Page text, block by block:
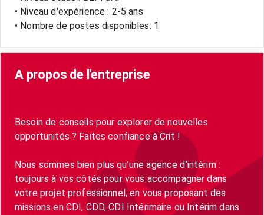
• Niveau d'expérience : 2-5 ans
• Nombre de postes disponibles: 1
A propos de l'entreprise
Besoin de conseils pour explorer de nouvelles
opportunités ? Faites confiance à Crit !
Nous sommes bien plus qu’une agence d’intérim :
toujours à vos côtés pour vous accompagner dans
votre projet professionnel, en vous proposant des
missions en CDI, CDD, CDI Intérimaire ou Intérim dans